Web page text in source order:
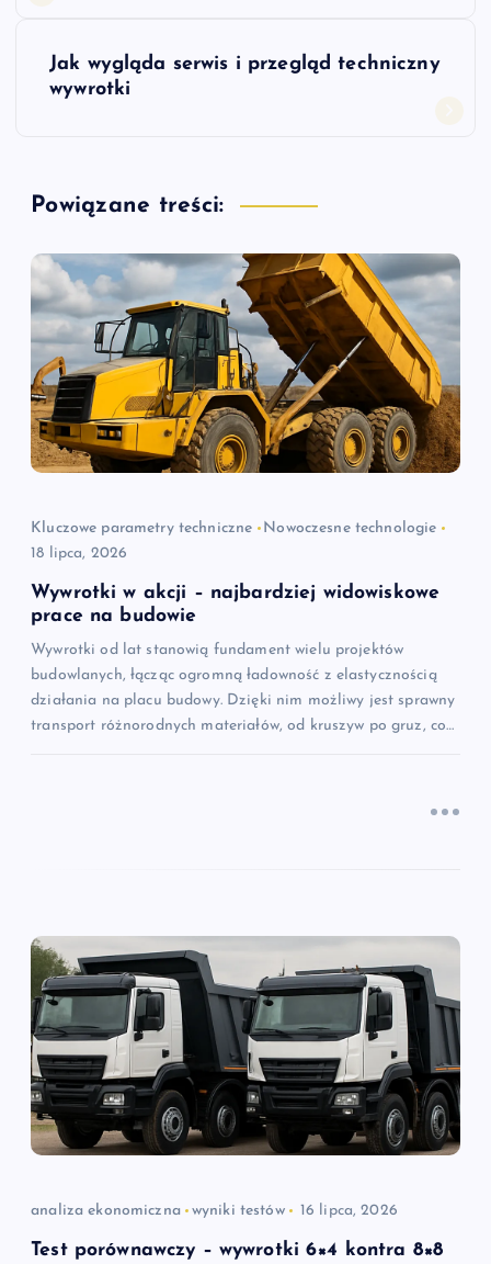
a
c
a
w
p
s
u
Jak wygląda serwis i przegląd techniczny
wywrotki
Powiązane treści:
Kluczowe parametry techniczne
Nowoczesne technologie
18 lipca, 2026
Wywrotki w akcji – najbardziej widowiskowe
prace na budowie
Wywrotki od lat stanowią fundament wielu projektów
budowlanych, łącząc ogromną ładowność z elastycznością
działania na placu budowy. Dzięki nim możliwy jest sprawny
transport różnorodnych materiałów, od kruszyw po gruz, co…
analiza ekonomiczna wyniki testów 16 lipca, 2026
Test porównawczy – wywrotki 6×4 kontra 8×8